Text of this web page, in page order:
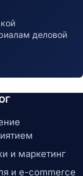
деловой
и маркетинг
и e-commerce